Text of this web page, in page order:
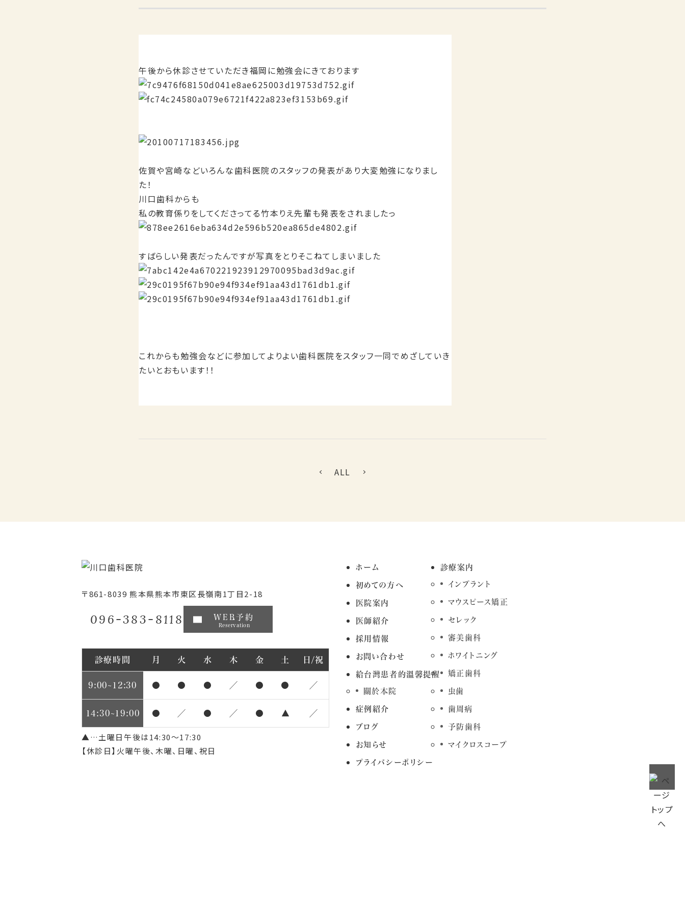
午後から休診させていただき福岡に勉強会にきております
佐賀や宮崎などいろんな歯科医院のスタッフの発表があり大変勉強になりまし
た！
川口歯科からも
私の教育係りをしてくださってる竹本りえ先輩も発表をされましたっ
すばらしい発表だったんですが写真をとりそこねてしまいました
これからも勉強会などに参加してよりよい歯科医院をスタッフ一同でめざしていき
たいとおもいます！！
ALL
〒861-8039 熊本県熊本市東区長嶺南1丁目2-18
096-383-8118 WEB予約
Reservation
診療時間 月 火 水 木 金 土 日/祝
9:00~12:30 ● ● ● ／ ● ● ／
14:30~19:00 ● ／ ● ／ ● ▲ ／
▲…土曜日午後は14:30～17:30
【休診日】火曜午後、木曜、日曜、祝日
ホーム
初めての方へ
医院案内
医師紹介
採用情報
お問い合わせ
給台灣患者的溫馨提醒
關於本院
症例紹介
ブログ
お知らせ
プライバシーポリシー
診療案内
インプラント
マウスピース矯正
セレック
審美歯科
ホワイトニング
矯正歯科
虫歯
歯周病
予防歯科
マイクロスコープ